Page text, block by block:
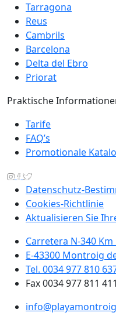
Tarragona
Reus
Cambrils
Barcelona
Delta del Ebro
Priorat
Praktische
Tarife
FAQ’s
Promotionale
Datenschutz-
Cookies-Richtlinie
Aktualisieren Sie
Carretera N-340 Km
E-43300 Montroig
Tel. 0034 977 810
Fax 0034 977 811 411